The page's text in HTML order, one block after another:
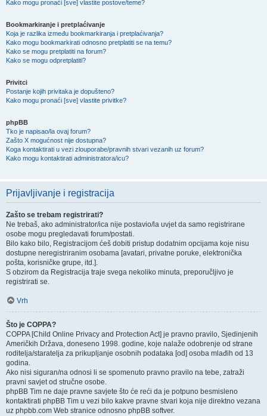
Kako mogu pronaći [sve] vlastite postove/teme?
Bookmarkiranje i pretplaćivanje
Koja je razlika između bookmarkiranja i pretplaćivanja?
Kako mogu bookmarkirati odnosno pretplatiti se na temu?
Kako se mogu pretplatiti na forum?
Kako se mogu odpretplatiti?
Privitci
Postanje kojih privitaka je dopušteno?
Kako mogu pronaći [sve] vlastite privitke?
phpBB
Tko je napisao/la ovaj forum?
Zašto X mogućnost nije dostupna?
Koga kontaktirati u vezi zlouporabe/pravnih stvari vezanih uz forum?
Kako mogu kontaktirati administratora/icu?
Prijavljivanje i registracija
Zašto se trebam registrirati?
Ne trebaš, ako administrator/ica nije postavio/la uvjet da samo registrirane
osobe mogu pregledavati forum/postati.
Bilo kako bilo, Registracijom ćeš dobiti pristup dodatnim opcijama koje nisu
dostupne neregistriranim osobama [avatari, privatne poruke, elektronička
pošta, korisničke grupe, itd.].
S obzirom da Registracija traje svega nekoliko minuta, preporučljivo je
registrirati se.
Vrh
Što je COPPA?
COPPA [Child Online Privacy and Protection Act] je pravno pravilo, Sjedinjenih
Američkih Država, doneseno 1998. godine, koje nalaže odobrenje od strane
roditelja/staratelja za prikupljanje osobnih podataka [od] osoba mlađih od 13
godina.
Ako nisi siguran/na odnosi li se spomenuto pravno pravilo na tebe, zatraži
pravni savjet od stručne osobe.
phpBB Tim ne daje pravne savjete što će reći da je potpuno besmisleno
kontaktirati phpBB Tim u vezi bilo kakve pravne stvari koja nije direktno vezana
uz phpbb.com Web stranice odnosno phpBB softver.